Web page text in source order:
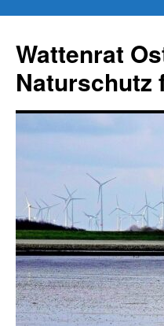
springen
Wattenrat
Naturschutz